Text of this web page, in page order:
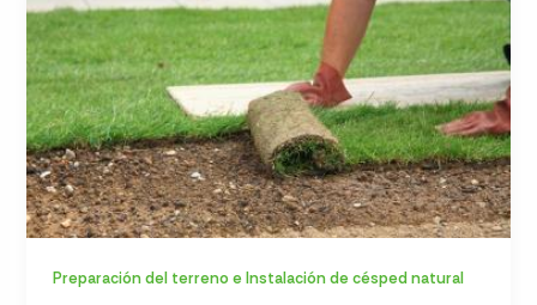
Preparación del terreno e Instalación de césped natural